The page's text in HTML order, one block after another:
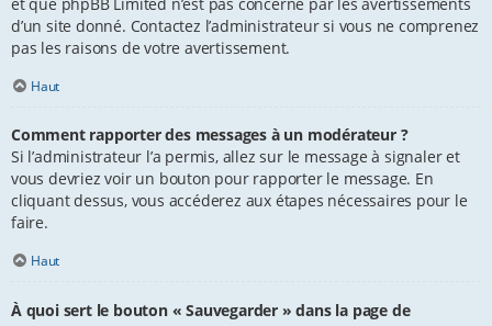
d’un site donné. Contactez l’administrateur si vous ne comprenez
pas les raisons de votre avertissement.
Haut
Comment rapporter des messages à un modérateur ?
Si l’administrateur l’a permis, allez sur le message à signaler et
vous devriez voir un bouton pour rapporter le message. En
cliquant dessus, vous accéderez aux étapes nécessaires pour le
faire.
Haut
À quoi sert le bouton « Sauvegarder » dans la page de